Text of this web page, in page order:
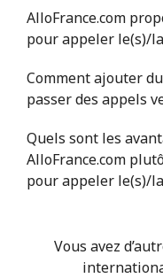
Mobile ⁦93.9¢⁩
Ligne fixe
⁦27.5¢⁩
⁦26.9¢⁩
AlloFrance.com
pour appeler le(s)/
Comment ajouter
passer des appels
Quels sont les
AlloFrance.com
pour appeler le(s)/
Vous avez